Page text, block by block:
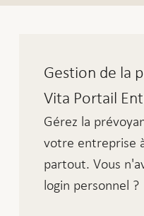
Gestion de la
Vita Portail
Gérez la
votre entreprise
partout. Vous
login personnel ?